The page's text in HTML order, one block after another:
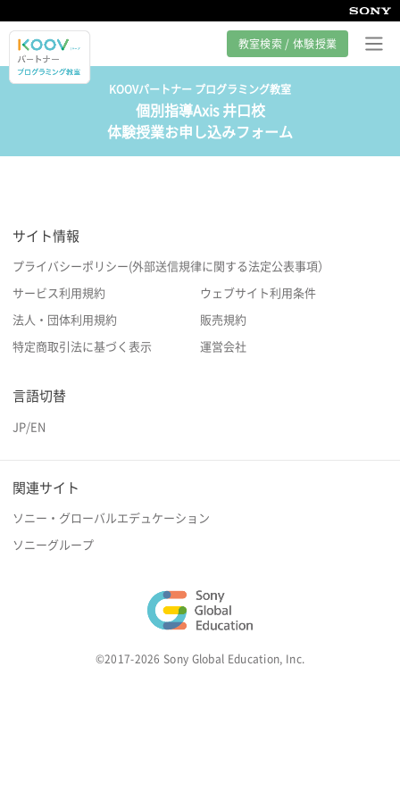
教室検索 / 体験授業
プログラミング教室とは
カリキュラム紹介
サポート
KOOVパートナー プログラミング教室
個別指導Axis 井口校
体験授業お申し込みフォーム
サイト情報
プライバシーポリシー(外部送信規律に関する法定公表事項）
サービス利用規約 ウェブサイト利用条件
法人・団体利用規約 販売規約
特定商取引法に基づく表示 運営会社
言語切替
JP/EN
関連サイト
ソニー・グローバルエデュケーション
ソニーグループ
©2017-2026 Sony Global Education, Inc.